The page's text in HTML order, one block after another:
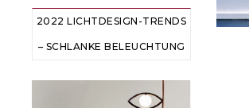
2022 LICHTDESIGN-TRENDS
– SCHLANKE BELEUCHTUNG